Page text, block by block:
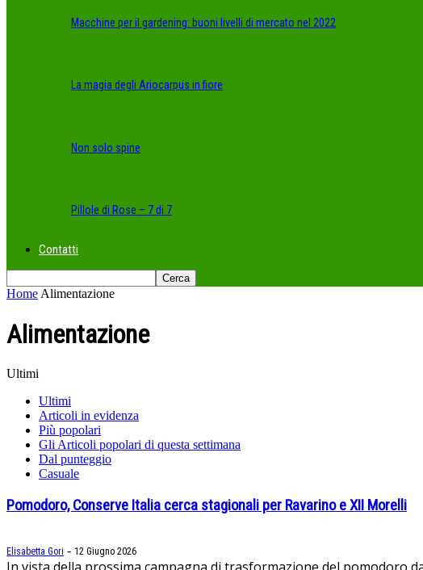
Macchine per il gardening: buoni livelli di mercato nel 2022
La magia degli Ariocarpus in fiore
Non solo spine
Pillole di Rose – 7 di 7
Contatti
Home Alimentazione
Alimentazione
Ultimi
Ultimi
Articoli in evidenza
Più popolari
Gli Articoli popolari di questa settimana
Dal punteggio
Casuale
Pomodoro, Conserve Italia cerca stagionali per Ravarino e XII Morelli
Elisabetta Gori - 12 Giugno 2026